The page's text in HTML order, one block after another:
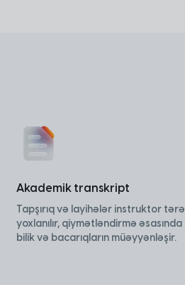
Akademik transkript
Tapşırıq və layihələr instruktor
yoxlanılır, qiymətləndirmə əsasında
bilik və bacarıqların müəyyənləşir.